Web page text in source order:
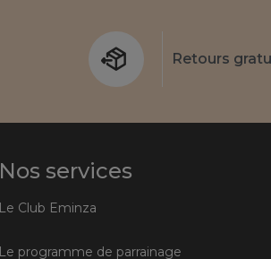
Retours
Nos services
Le Club Eminza
Le programme de parrainage